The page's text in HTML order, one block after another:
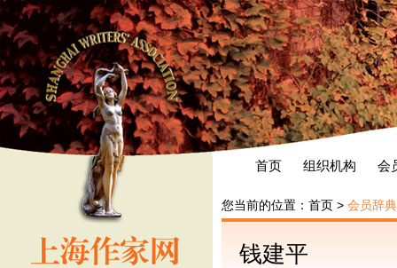
首页 组织机构 会
您当前的位置： 首页 > 会员辞典
钱建平